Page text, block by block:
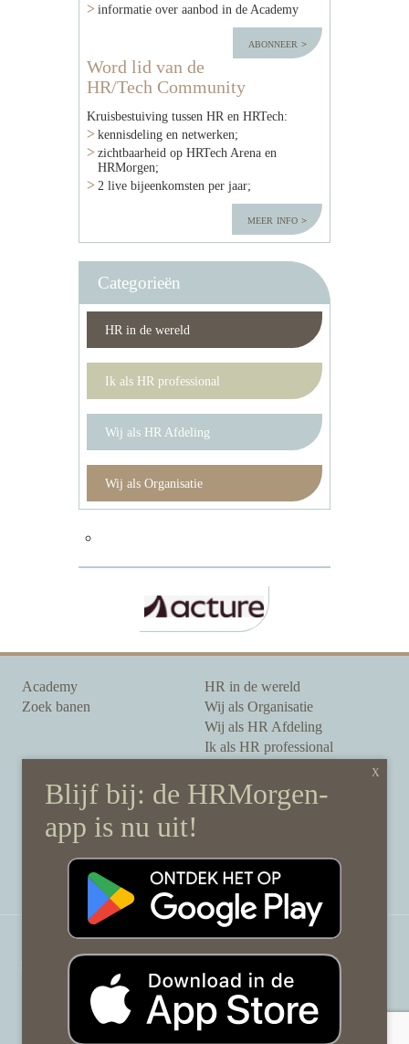
informatie over aanbod in de Academy
abonneer
Word lid van de
HR/Tech Community
Kruisbestuiving tussen HR en HRTech:
kennisdeling en netwerken;
zichtbaarheid op HRTech Arena en
HRMorgen;
2 live bijeenkomsten per jaar;
meer info
Categorieën
HR in de wereld
Ik als HR professional
Wij als HR Afdeling
Wij als Organisatie
Academy
Zoek banen
HR in de wereld
Wij als Organisatie
Wij als HR Afdeling
Ik als HR professional
Onze auteurs
Onze partners
Sponsoring
Over HRMorgen
Disclaimer & gedragscode
HRMorgen.nl